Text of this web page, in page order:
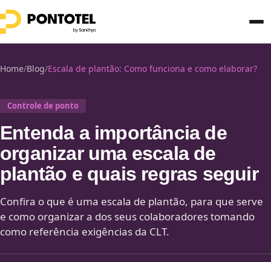
Home/Blog/Escala de plantão: Como funciona e como elaborar?
Controle de ponto
Entenda a importância de
organizar uma escala de
plantão e quais regras seguir
Confira o que é uma escala de plantão, para que serve
e como organizar a dos seus colaboradores tomando
como referência exigências da CLT.